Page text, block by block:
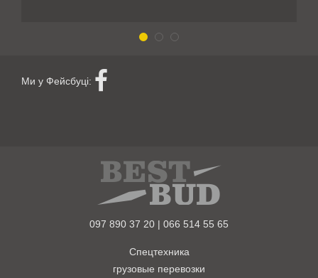
Ми у Фейсбуці:
097 890 37 20 | 066 514 55 65
Спецтехника
грузовые перевозки